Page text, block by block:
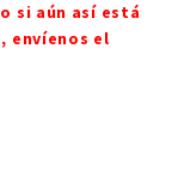
si aún así está
envíenos el